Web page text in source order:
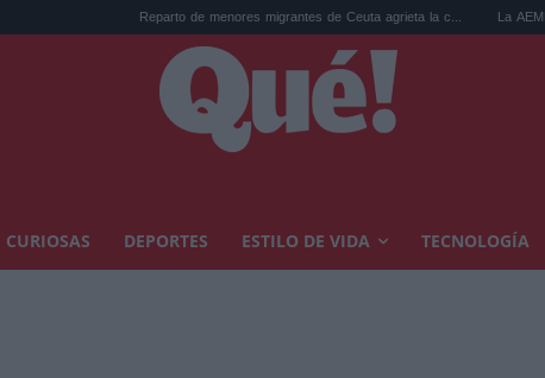
Reparto de menores migrantes de Ceuta agrieta la c... La AEMET prepara una
CURIOSAS DEPORTES ESTILO DE VIDA TECNOLOGÍA